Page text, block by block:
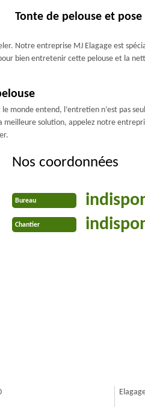
Tonte de pelouse et
Notre entreprise MJ Elagage est
bien entretenir cette pelouse et la
monde entend, l’entretien n’est pas
meilleure solution, appelez notre
Nos coordonnées
Bureau
Chantier